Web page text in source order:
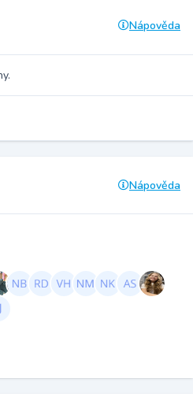
Nápověda
Nápověda